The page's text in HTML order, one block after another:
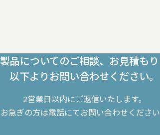
製品についてのご相談、お見積も
以下よりお問い合わせください。
2営業日以内にご返信いたします。
お急ぎの方は電話にてお問い合わせください